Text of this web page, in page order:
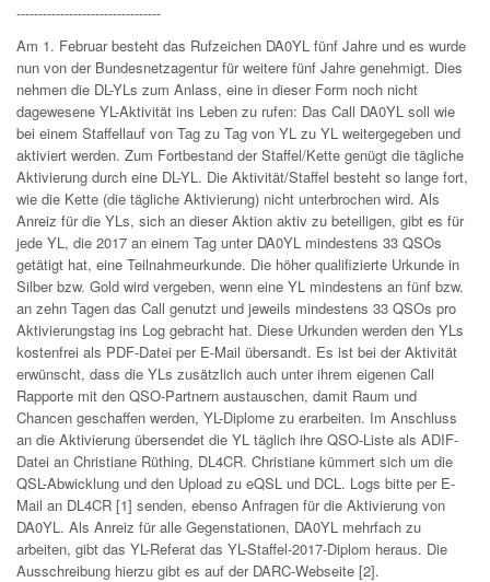
---------------------------------
Am 1. Februar besteht das Rufzeichen DA0YL fünf Jahre und es wurde
nun von der Bundesnetzagentur für weitere fünf Jahre genehmigt. Dies
nehmen die DL-YLs zum Anlass, eine in dieser Form noch nicht
dagewesene YL-Aktivität ins Leben zu rufen: Das Call DA0YL soll wie
bei einem Staffellauf von Tag zu Tag von YL zu YL weitergegeben und
aktiviert werden. Zum Fortbestand der Staffel/Kette genügt die tägliche
Aktivierung durch eine DL-YL. Die Aktivität/Staffel besteht so lange fort,
wie die Kette (die tägliche Aktivierung) nicht unterbrochen wird. Als
Anreiz für die YLs, sich an dieser Aktion aktiv zu beteiligen, gibt es für
jede YL, die 2017 an einem Tag unter DA0YL mindestens 33 QSOs
getätigt hat, eine Teilnahmeurkunde. Die höher qualifizierte Urkunde in
Silber bzw. Gold wird vergeben, wenn eine YL mindestens an fünf bzw.
an zehn Tagen das Call genutzt und jeweils mindestens 33 QSOs pro
Aktivierungstag ins Log gebracht hat. Diese Urkunden werden den YLs
kostenfrei als PDF-Datei per E-Mail übersandt. Es ist bei der Aktivität
erwünscht, dass die YLs zusätzlich auch unter ihrem eigenen Call
Rapporte mit den QSO-Partnern austauschen, damit Raum und
Chancen geschaffen werden, YL-Diplome zu erarbeiten. Im Anschluss
an die Aktivierung übersendet die YL täglich ihre QSO-Liste als ADIF-
Datei an Christiane Rüthing, DL4CR. Christiane kümmert sich um die
QSL-Abwicklung und den Upload zu eQSL und DCL. Logs bitte per E-
Mail an DL4CR [1] senden, ebenso Anfragen für die Aktivierung von
DA0YL. Als Anreiz für alle Gegenstationen, DA0YL mehrfach zu
arbeiten, gibt das YL-Referat das YL-Staffel-2017-Diplom heraus. Die
Ausschreibung hierzu gibt es auf der DARC-Webseite [2].